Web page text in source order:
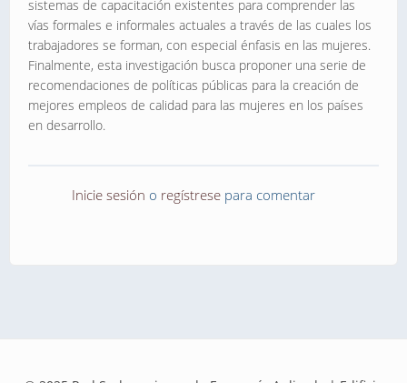
sistemas de capacitación existentes para comprender las
vías formales e informales actuales a través de las cuales los
trabajadores se forman, con especial énfasis en las mujeres.
Finalmente, esta investigación busca proponer una serie de
recomendaciones de políticas públicas para la creación de
mejores empleos de calidad para las mujeres en los países
en desarrollo.
Inicie sesión o regístresepara comentar